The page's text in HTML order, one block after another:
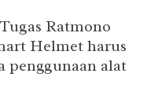
Ratmono
Helmet harus
alat